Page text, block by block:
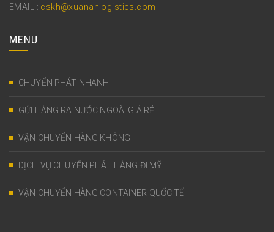
EMAIL : cskh@xuananlogistics.com
MENU
CHUYỂN PHÁT NHANH
GỬI HÀNG RA NƯỚC NGOÀI GIÁ RẺ
VẬN CHUYỂN HÀNG KHÔNG
DỊCH VỤ CHUYỂN PHÁT HÀNG ĐI MỸ
VẬN CHUYỂN HÀNG CONTAINER QUỐC TẾ